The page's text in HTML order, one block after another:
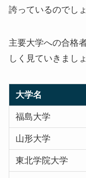
誇っているのでしょ
主要大学への合格
しく見ていきましょ
大学名
福島大学
山形大学
東北学院大学